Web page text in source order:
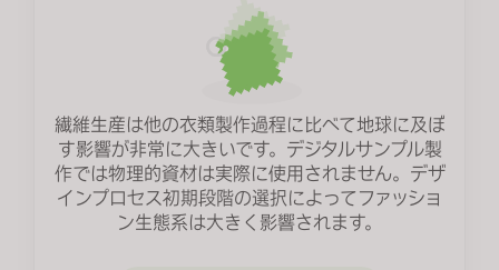
繊維生産は他の衣類製作過程に比べて地球に及ぼ
す影響が非常に大きいです。デジタルサンプル製
作では物理的資材は実際に使用されません。デザ
インプロセス初期段階の選択によってファッショ
ン生態系は大きく影響されます。